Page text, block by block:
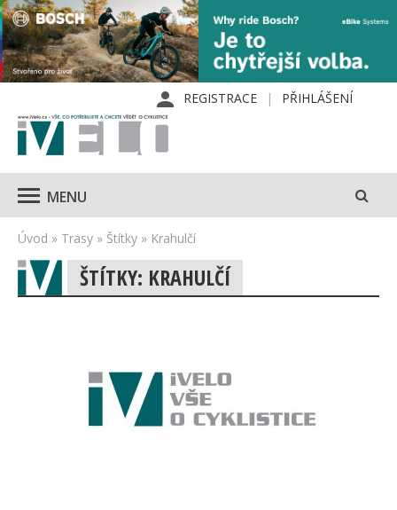
REGISTRACE PŘIHLÁŠENÍ
MENU
Úvod » Trasy » Štítky » Krahulčí
ŠTÍTKY: KRAHULČÍ